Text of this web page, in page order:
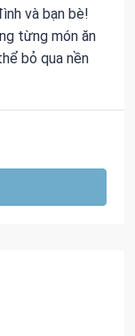
và bạn bè!
từng món ăn
bỏ qua nền